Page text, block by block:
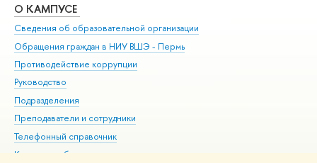
О КАМПУСЕ
Сведения об образовательной организации
Обращения граждан в НИУ ВШЭ - Пермь
Противодействие коррупции
Руководство
Подразделения
Преподаватели и сотрудники
Телефонный справочник
Корпуса и общежития